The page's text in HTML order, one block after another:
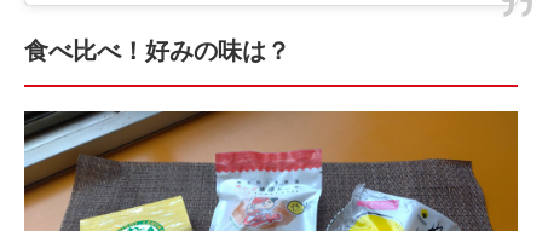
食べ比べ！好みの味は？